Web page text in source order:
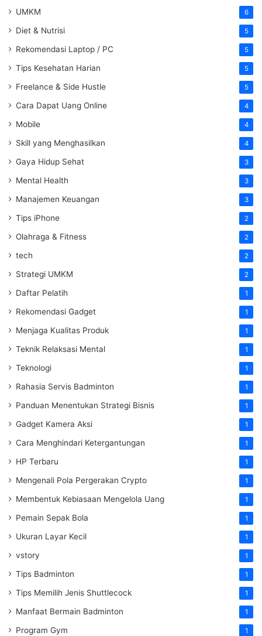
UMKM 6
Diet & Nutrisi 5
Rekomendasi Laptop / PC 5
Tips Kesehatan Harian 5
Freelance & Side Hustle 5
Cara Dapat Uang Online 4
Mobile 4
Skill yang Menghasilkan 4
Gaya Hidup Sehat 3
Mental Health 3
Manajemen Keuangan 3
Tips iPhone 2
Olahraga & Fitness 2
tech 2
Strategi UMKM 2
Daftar Pelatih 1
Rekomendasi Gadget 1
Menjaga Kualitas Produk 1
Teknik Relaksasi Mental 1
Teknologi 1
Rahasia Servis Badminton 1
Panduan Menentukan Strategi Bisnis 1
Gadget Kamera Aksi 1
Cara Menghindari Ketergantungan 1
HP Terbaru 1
Mengenali Pola Pergerakan Crypto 1
Membentuk Kebiasaan Mengelola Uang 1
Pemain Sepak Bola 1
Ukuran Layar Kecil 1
vstory 1
Tips Badminton 1
Tips Memilih Jenis Shuttlecock 1
Manfaat Bermain Badminton 1
Program Gym 1